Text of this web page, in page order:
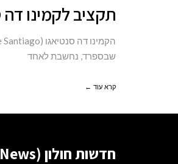
תקציב לקמינו
שבספרד, נחשבת לאחד
קרא עוד ←
חדשות חולון (Holon News)